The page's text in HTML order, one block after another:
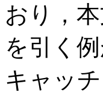
おり，
を引く
キャッ